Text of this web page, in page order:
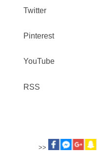
Twitter
Pinterest
YouTube
RSS
>>